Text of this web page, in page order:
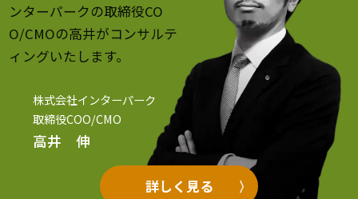
ンターパークの取締役CO
O/CMOの高井がコンサルテ
ィングいたします。
株式会社インターパーク
取締役COO/CMO
高井 伸
詳しく見る